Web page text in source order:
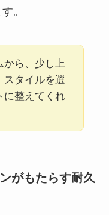
。
から、少し上
スタイルを選
に整えてくれ
がもたらす耐久